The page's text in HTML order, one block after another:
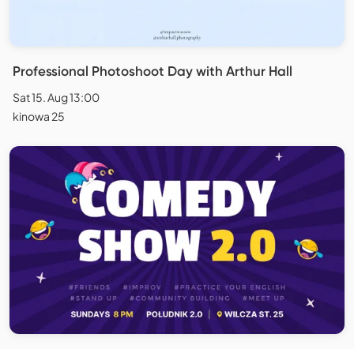
Professional Photoshoot Day with Arthur Hall
Sat 15. Aug 13:00
kinowa 25